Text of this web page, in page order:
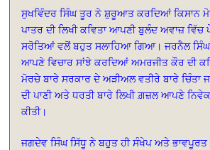
ਸੁਖਵਿੰਦਰ ਸਿੰਘ ਤੂਰ ਨੇ ਸ਼ੁਰੂਆਤ ਕਰਦਿਆਂ ਕਿਸਾਨ
ਪਾਤਰ ਦੀ ਲਿਖੀ ਕਵਿਤਾ ਆਪਣੀ ਬੁਲੰਦ ਅਵਾਜ਼ ਵਿੱਚ
ਸਰੋਤਿਆਂ ਵਲੋਂ ਬਹੁਤ ਸਲਾਹਿਆ ਗਿਆ। ਜਰਨੈਲ ਸਿੰਘ
ਆਪਣੇ ਵਿਚਾਰ ਸਾਂਝੇ ਕਰਦਿਆਂ ਅਮਰਜੀਤ ਕੌਰ ਦੀ
ਮੋਰਚੇ ਬਾਰੇ ਸਰਕਾਰ ਦੇ ਅੜੀਅਲ ਵਤੀਰੇ ਬਾਰੇ ਚਿੰਤਾ
ਦੀ ਪਾਣੀ ਅਤੇ ਧਰਤੀ ਬਾਰੇ ਲਿਖੀ ਗ਼ਜ਼ਲ ਆਪਣੇ
ਕੀਤੀ।
ਜਗਦੇਵ ਸਿੰਘ ਸਿੱਧੂ ਨੇ ਬਹੁਤ ਹੀ ਸੰਖੇਪ ਅਤੇ ਭਾਵਪੂਰਤ